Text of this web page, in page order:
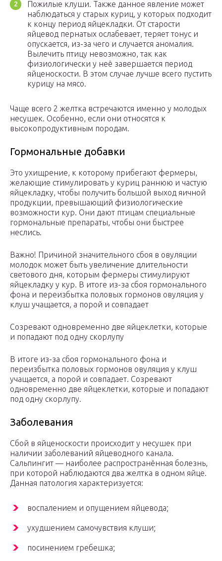
Пожилые клуши. Также данное явление может
наблюдаться у старых куриц, у которых подходит
к концу период яйцекладки. От старости
яйцевод пернатых ослабевает, теряет тонус и
опускается, из-за чего и случается аномалия.
Вылечить птицу невозможно, так как
физиологически у неё завершается период
яйценоскости. В этом случае лучше всего пустить
курицу на мясо.
Чаще всего 2 желтка встречаются именно у молодых
несушек. Особенно, если они относятся к
высокопродуктивным породам.
Гормональные добавки
Это ухищрение, к которому прибегают фермеры,
желающие стимулировать у куриц раннюю и частую
яйцекладку, чтобы получить большой выход яичной
продукции, превышающий физиологические
возможности кур. Они дают птицам специальные
гормональные препараты, чтобы они быстрее
неслись.
Важно! Причиной значительного сбоя в овуляции
молодок может быть увеличение длительности
светового дня, которым фермеры стимулируют
яйцекладку у кур. В итоге из-за сбоя гормонального
фона и переизбытка половых гормонов овуляция у
клуш учащается, а порой и совпадает
Созревают одновременно две яйцеклетки, которые
и попадают под одну скорлупу
В итоге из-за сбоя гормонального фона и
переизбытка половых гормонов овуляция у клуш
учащается, а порой и совпадает. Созревают
одновременно две яйцеклетки, которые и попадают
под одну скорлупу.
Заболевания
Сбой в яйценоскости происходит у несушек при
наличии заболеваний яйцеводного канала.
Сальпингит — наиболее распространённая болезнь,
при которой наблюдаются два желтка в одном яйце.
Данная патология характеризуется:
воспалением и опущением яйцевода;
ухудшением самочувствия клуши;
посинением гребешка;